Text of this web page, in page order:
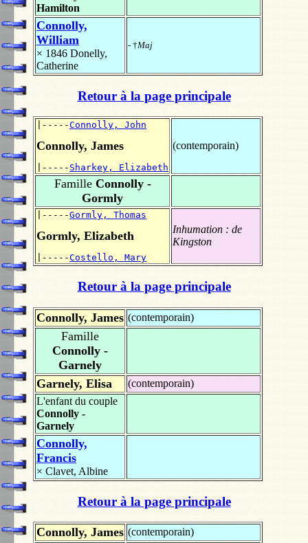
Hamilton
Connolly,
William
× 1846 Donelly,
Catherine
- †Maj
Retour à la page principale
|-----Connolly, John
Connolly, James
|----- Sharkey, Elizabeth
(contemporain)
FamilleConnolly -
Gormly
|-----Gormly, Thomas
Gormly, Elizabeth
|-----Costello, Mary
Inhumation : de
Kingston
Retour à la page principale
Connolly, James (contemporain)
Famille
Connolly -
Garnely
Garnely, Elisa
(contemporain)
L'enfant du couple
Connolly -
Garnely
Connolly,
Francis
× Clavet, Albine
Retour à la page principale
Connolly, James (contemporain)